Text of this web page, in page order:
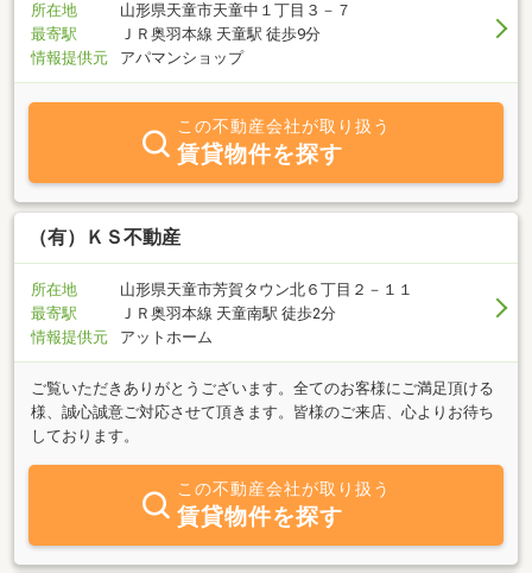
所在地
山形県天童市天童中１丁目３－７
最寄駅
ＪＲ奥羽本線 天童駅 徒歩9分
情報提供元
アパマンショップ
この不動産会社が取り扱う
賃貸物件を探す
（有）ＫＳ不動産
所在地
山形県天童市芳賀タウン北６丁目２－１１
最寄駅
ＪＲ奥羽本線 天童南駅 徒歩2分
情報提供元
アットホーム
ご覧いただきありがとうございます。全てのお客様にご満足頂ける
様、誠心誠意ご対応させて頂きます。皆様のご来店、心よりお待ち
しております。
この不動産会社が取り扱う
賃貸物件を探す